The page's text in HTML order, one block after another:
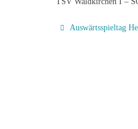
Auswärtsspieltag